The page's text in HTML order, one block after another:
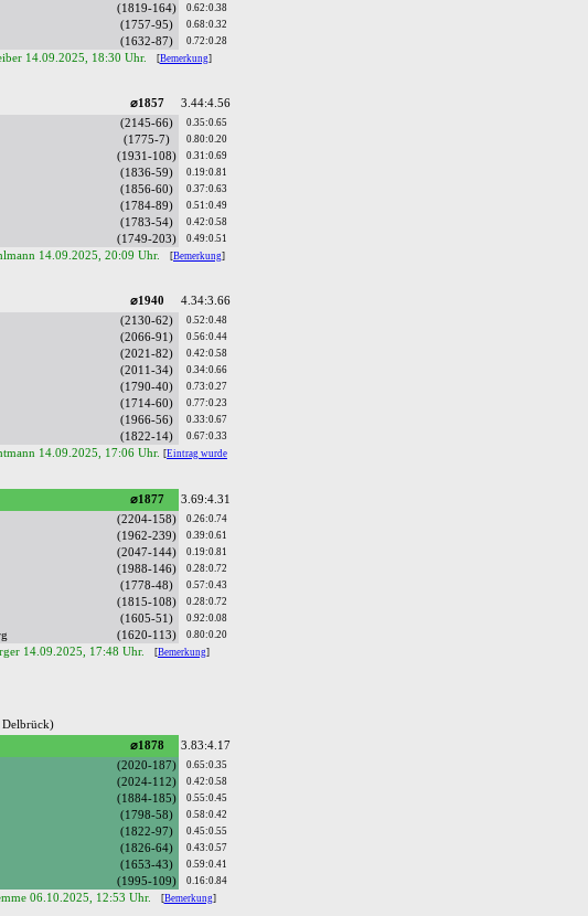
(1819-164) 0.62:0.38
(1757-95) 0.68:0.32
(1632-87) 0.72:0.28
14.09.2025, 18:30 Uhr. [Bemerkung]
⌀1857
3.44:4.56
(2145-66) 0.35:0.65
(1775-7) 0.80:0.20
(1931-108) 0.31:0.69
(1836-59) 0.19:0.81
(1856-60) 0.37:0.63
(1784-89) 0.51:0.49
(1783-54) 0.42:0.58
(1749-203) 0.49:0.51
14.09.2025, 20:09 Uhr. [Bemerkung]
⌀1940
4.34:3.66
(2130-62) 0.52:0.48
(2066-91) 0.56:0.44
(2021-82) 0.42:0.58
(2011-34) 0.34:0.66
(1790-40) 0.73:0.27
(1714-60) 0.77:0.23
(1966-56) 0.33:0.67
(1822-14) 0.67:0.33
14.09.2025, 17:06 Uhr. [Eintrag wurde
⌀1877
3.69:4.31
(2204-158) 0.26:0.74
(1962-239) 0.39:0.61
(2047-144) 0.19:0.81
(1988-146) 0.28:0.72
(1778-48) 0.57:0.43
(1815-108) 0.28:0.72
(1605-51) 0.92:0.08
(1620-113) 0.80:0.20
14.09.2025, 17:48 Uhr. [Bemerkung]
Delbrück)
⌀1878
3.83:4.17
(2020-187) 0.65:0.35
(2024-112) 0.42:0.58
(1884-185) 0.55:0.45
(1798-58) 0.58:0.42
(1822-97) 0.45:0.55
(1826-64) 0.43:0.57
(1653-43) 0.59:0.41
(1995-109) 0.16:0.84
06.10.2025, 12:53 Uhr. [Bemerkung]